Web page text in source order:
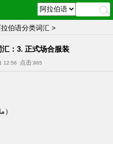
拉伯语分类词汇 >
：3. 正式场合服装
12:56 点击:865
1. 男士正装（ملابس الرسمية للرجال）